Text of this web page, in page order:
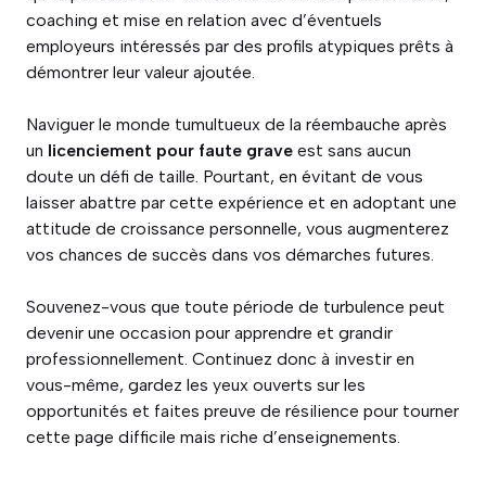
coaching et mise en relation avec d’éventuels
employeurs intéressés par des profils atypiques prêts à
démontrer leur valeur ajoutée.
Naviguer le monde tumultueux de la réembauche après
un licenciement pour faute grave est sans aucun
doute un défi de taille. Pourtant, en évitant de vous
laisser abattre par cette expérience et en adoptant une
attitude de croissance personnelle, vous augmenterez
vos chances de succès dans vos démarches futures.
Souvenez-vous que toute période de turbulence peut
devenir une occasion pour apprendre et grandir
professionnellement. Continuez donc à investir en
vous-même, gardez les yeux ouverts sur les
opportunités et faites preuve de résilience pour tourner
cette page difficile mais riche d’enseignements.